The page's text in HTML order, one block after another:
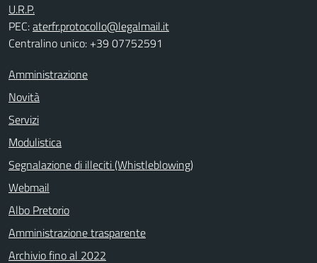
U.R.P.
PEC:aterfr.protocollo@legalmail.it
Centralino unico: +39 07752591
Amministrazione
Novità
Servizi
Modulistica
Segnalazione di illeciti (Whistleblowing)
Webmail
Albo Pretorio
Amministrazione trasparente
Archivio fino al 2022